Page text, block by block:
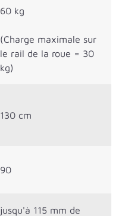
60 kg
(Charge maximale sur
le rail de la roue = 30
kg)
130 cm
90
jusqu'à 115 mm de